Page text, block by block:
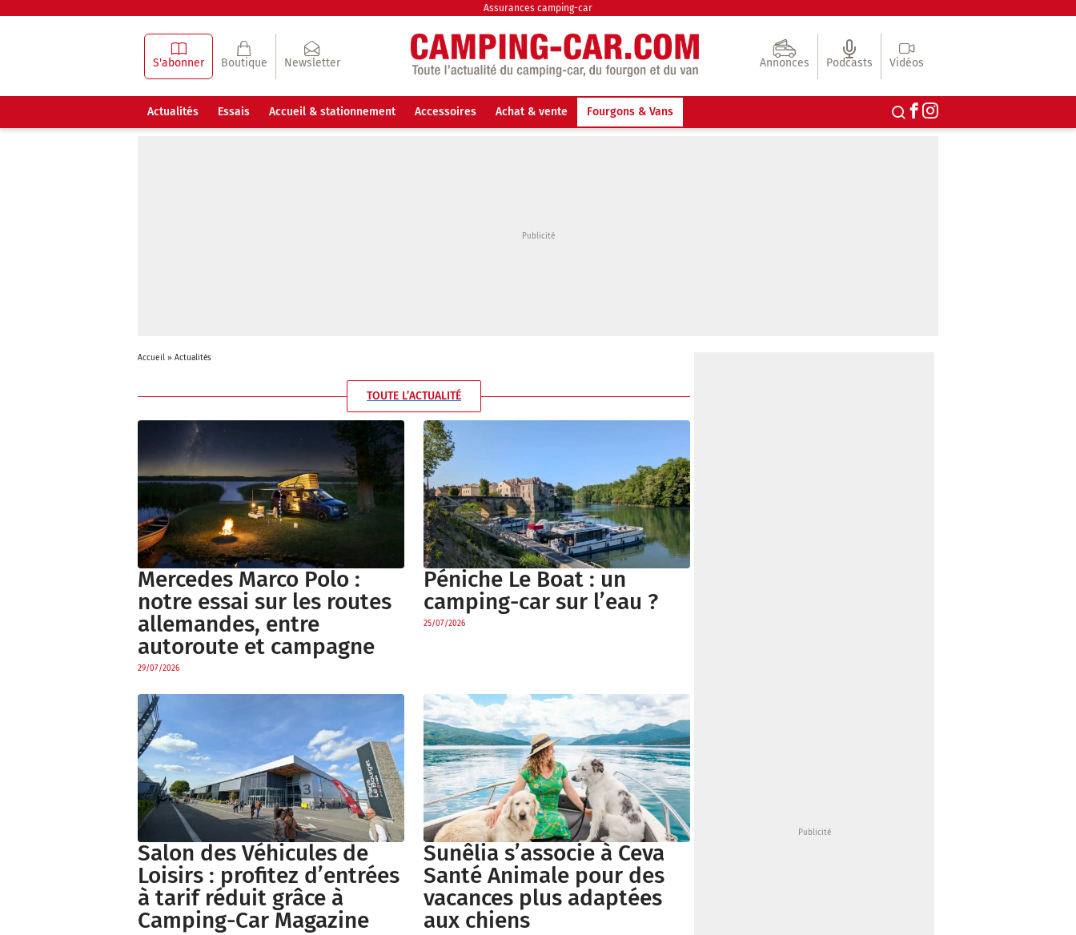
Assurances camping-car
S'abonner Boutique Newsletter Annonces Podcasts Vidéos
Actualités Essais Accueil & stationnement Accessoires Achat & vente Fourgons & Vans
Accueil» Actualités
TOUTE L’ACTUALITÉ
Mercedes Marco Polo :
notre essai sur les routes
allemandes, entre
autoroute et campagne
29/07/2026
Péniche Le Boat : un
camping-car sur l’eau ?
25/07/2026
Salon des Véhicules de
Loisirs : profitez d’entrées
à tarif réduit grâce à
Camping-Car Magazine
Sunêlia s’associe à Ceva
Santé Animale pour des
vacances plus adaptées
aux chiens